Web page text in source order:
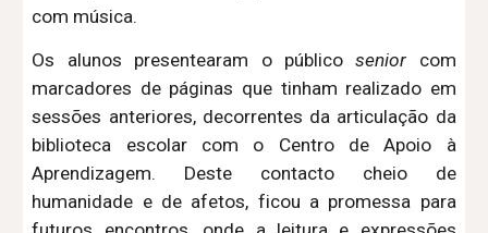
com música.
Os alunos presentearam o públicosenior com
marcadores de páginas que tinham realizado em
sessões anteriores, decorrentes da articulação da
biblioteca escolar com o Centro de Apoio à
Aprendizagem. Deste contacto cheio de
humanidade e de afetos, ficou a promessa para